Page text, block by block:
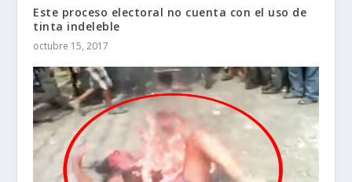
Este proceso electoral no cuenta con el uso de
tinta indeleble
octubre 15, 2017